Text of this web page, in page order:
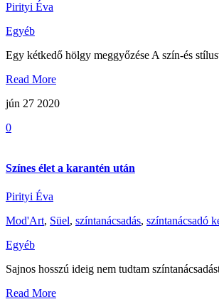
Pirityi Éva
Egyéb
Egy kétkedő hölgy meggyőzése A szín-és
Read More
jún 27 2020
0
Színes élet a karantén után
Pirityi Éva
Mod'Art, Süel, színtanácsadás, színtanácsadó
Egyéb
Sajnos hosszú ideig nem tudtam
Read More